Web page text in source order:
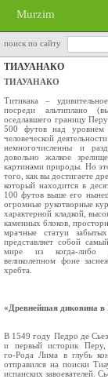
Murzim
поиск по сайту
ТИАУАНАКО
ТИАУАНАКО
Титикака –
посреди альтиплано
оседлавшего границу
500 футов над уровнем
человеческой
немногочисленны и
довольно жалкое
картинами природы. Но
того, как вы достигаете
который находится в
100 футов выше его
огромные рукотворные
характерной кладкой,
каменных блоков,
мрачные статуи
представляет собой
мире из когда‑либо
великолепном фоне
хребта.
«Древнейшая диковина в
В 1549 году Педро де
и первый историк Перу,
го‑Рода Лима в глубь
отправился на поиски
испанских завоевателей.